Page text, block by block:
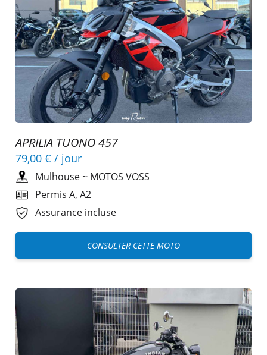
APRILIA TUONO 457
79,00 € / jour
Mulhouse~ MOTOS VOSS
Permis A, A2
Assurance incluse
CONSULTER CETTE MOTO